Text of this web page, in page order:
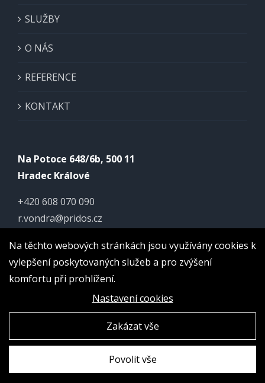
SLUŽBY
O NÁS
REFERENCE
KONTAKT
Na Potoce 648/6b, 500 11
Hradec Králové
+420 608 070 090
r.vondra@pridos.cz
IČ: 13207245
DIČ: CZ530916024
Vytvořila digitální agentura4WORKS Solutions s.r.o.
Na těchto webových stránkách jsou využívány cookies k
vylepšení poskytovaných služeb a pro zvýšení
komfortu při prohlížení.
Nastavení cookies
Zakázat vše
Povolit vše